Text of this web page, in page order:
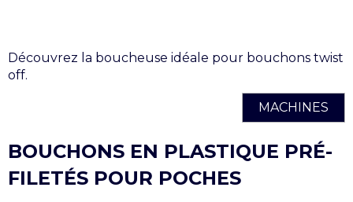
Découvrez la boucheuse idéale pour bouchons twist
off.
MACHINES
BOUCHONS EN PLASTIQUE PRÉ-
FILETÉS POUR POCHES